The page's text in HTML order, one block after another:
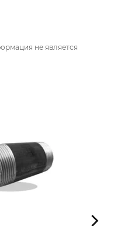
не является
30 p